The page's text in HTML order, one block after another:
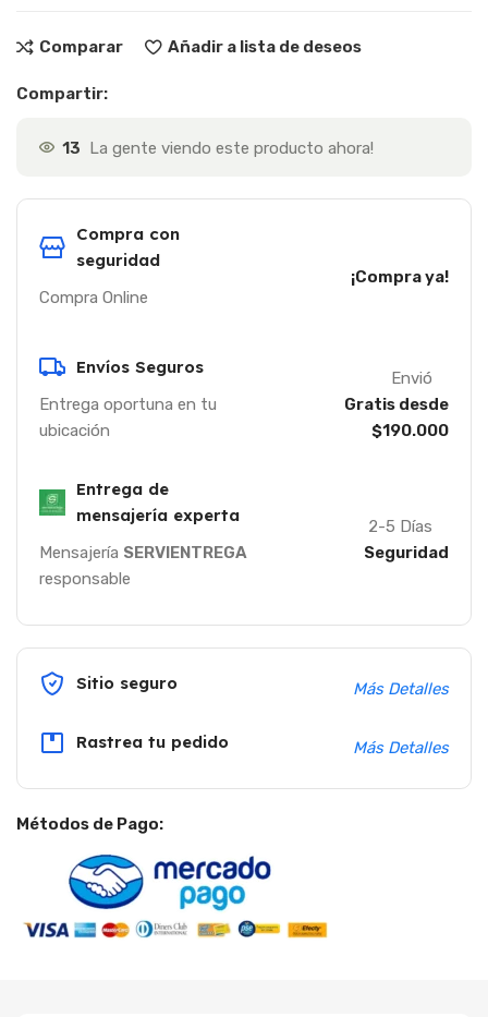
Comparar Añadir a lista de deseos
Compartir:
13 La gente viendo este producto ahora!
Compra con
seguridad
Compra Online
¡Compra ya!
Envíos Seguros
Entrega oportuna en tu
ubicación
Envió
Gratis desde
$190.000
Entrega de
mensajería experta
Mensajería SERVIENTREGA
responsable
2-5 Días
Seguridad
Sitio seguro Más Detalles
Rastrea tu pedido Más Detalles
Métodos de Pago: